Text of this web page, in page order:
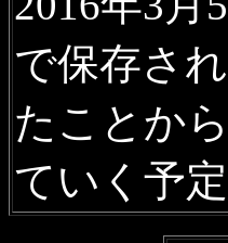
2019年3
地」「石
2019年2
駅、兜沼
2019年1
で保存さ
たことか
ていく予定